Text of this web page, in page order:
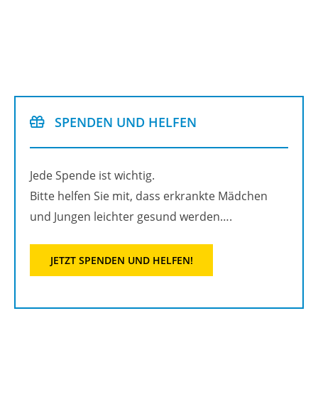
SPEN­DEN UND HEL­FEN
Jede Spen­de ist wich­tig.
Bitte hel­fen Sie mit, dass er­krank­te Mäd­chen
und Jun­gen leich­ter ge­sund wer­den….
JETZT SPEN­DEN UND HEL­FEN!